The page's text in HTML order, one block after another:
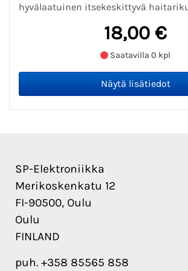
hyvälaatuinen itsekeskittyvä
18,00 €
Saatavilla 0 kpl
SP-Elektroniikka
Merikoskenkatu 12
FI-90500, Oulu
Oulu
FINLAND
puh. +358 85565 858